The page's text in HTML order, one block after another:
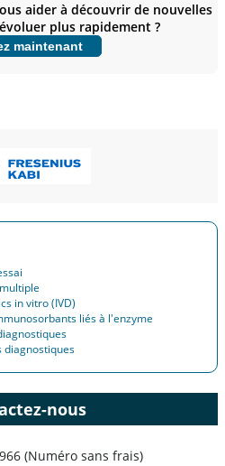
maintenant
aider à découvrir de nouvelles
plus rapidement ?
maintenant
in vitro (IVD)
liés à l'enzyme
diagnostiques
nous
(Numéro sans frais)